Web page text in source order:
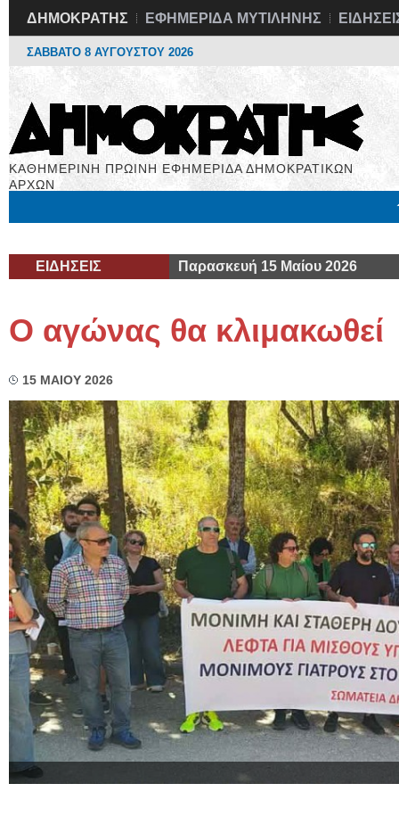
ΔΗΜΟΚΡΑΤΗΣ ΕΦΗΜΕΡΙΔΑ ΜΥΤΙΛΗΝΗΣ
ΣΑΒΒΑΤΟ 8 ΑΥΓΟΥΣΤΟΥ 2026
ΚΑΘΗΜΕΡΙΝΗ ΠΡΩΙΝΗ ΕΦΗΜΕΡΙΔΑ ΔΗΜΟΚΡΑΤΙΚΩΝ
ΑΡΧΩΝ
ΕΙΔΗΣΕΙΣ Παρασκευή 15 Μαίου 2026
Ο αγώνας θα κλιμακωθεί
15 ΜΑΙΟΥ 2026